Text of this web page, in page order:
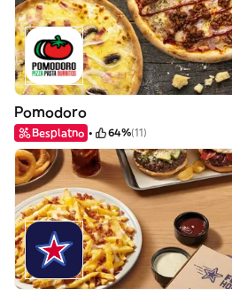
Pomodoro
Besplatno 64%(11)